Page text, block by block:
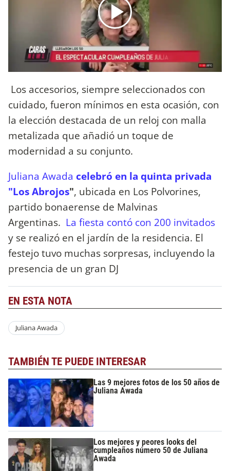
Los accesorios, siempre seleccionados con
cuidado, fueron mínimos en esta ocasión, con
la elección destacada de un reloj con malla
metalizada que añadió un toque de
modernidad a su conjunto.
Juliana Awada celebró en la quinta privada
"Los Abrojos", ubicada en Los Polvorines,
partido bonaerense de Malvinas
Argentinas. La fiesta contó con 200 invitados
y se realizó en el jardín de la residencia. El
festejo tuvo muchas sorpresas, incluyendo la
presencia de un gran DJ
EN ESTA NOTA
Juliana Awada
TAMBIÉN TE PUEDE INTERESAR
Las 9 mejores fotos de los 50 años de
Juliana Awada
Los mejores y peores looks del
cumpleaños número 50 de Juliana
Awada